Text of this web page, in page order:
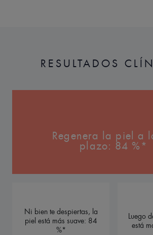
RESULTADOS
Regenera la piel a
plazo: 84 %*
Ni bien te despiertas, la
piel está más suave: 84
%*
Luego
está